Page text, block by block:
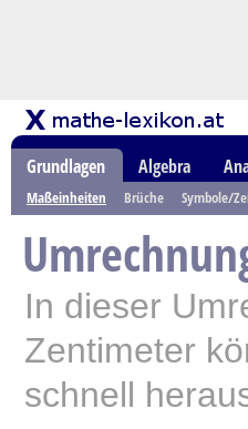
Grundlagen Algebra
Maßeinheiten Brüche Symbole/
In dieser
Zentimeter
schnell